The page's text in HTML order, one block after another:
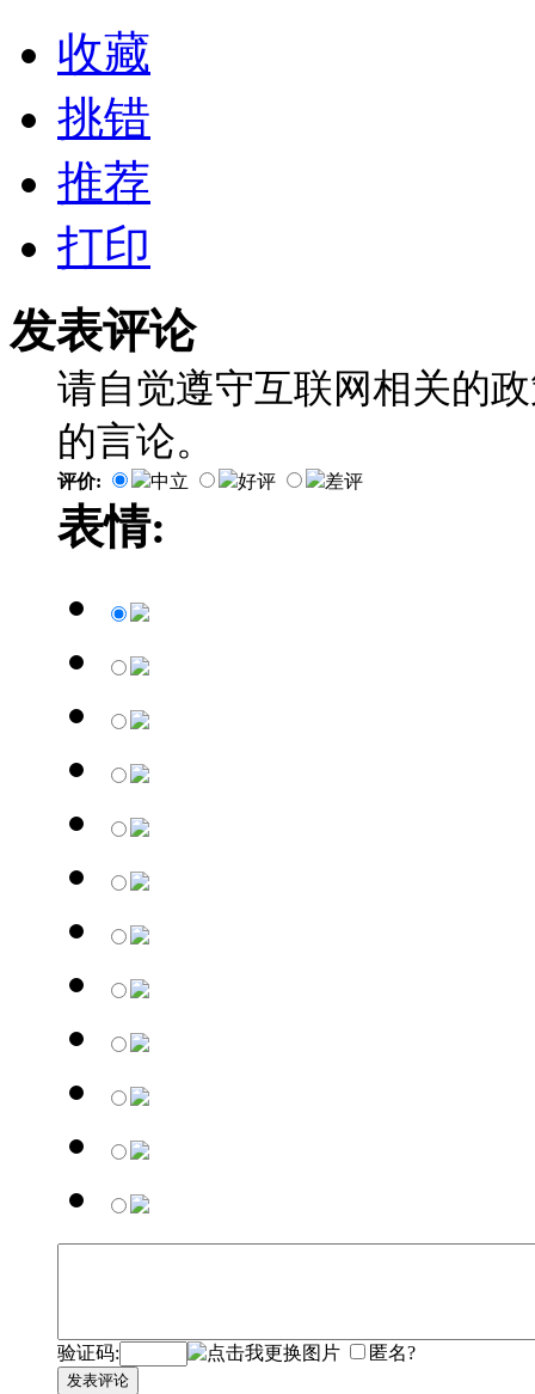
收藏
挑错
推荐
打印
发表评论
请自觉遵守互联网相关的
的言论。
评价: 中立 好评 差评
表情:
验证码: 匿名?
发表评论